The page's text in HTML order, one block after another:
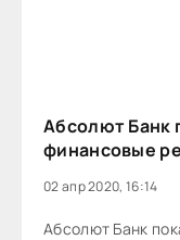
Абсолют Банк
финансовые
02 апр 2020, 16:14
Абсолют Банк